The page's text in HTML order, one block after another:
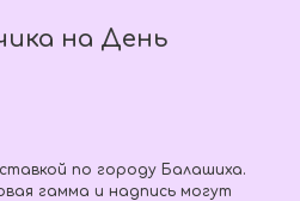
на День
по городу Балашиха.
гамма и надпись могут